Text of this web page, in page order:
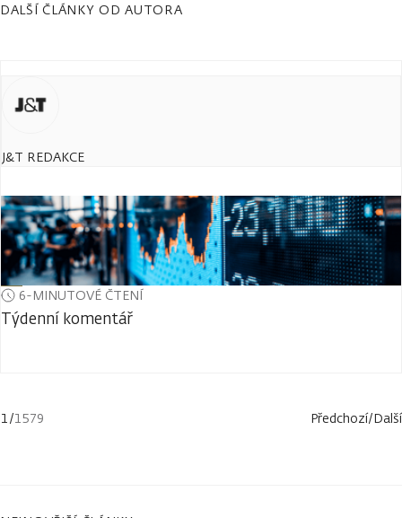
DALŠÍ ČLÁNKY OD AUTORA
J&T REDAKCE
6-MINUTOVÉ ČTENÍ
Týdenní komentář
1/1579 Předchozí/Další